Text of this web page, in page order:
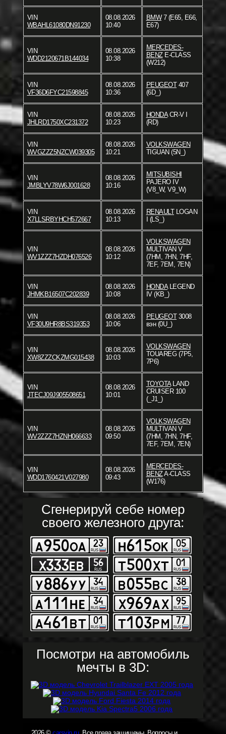
VIN
WBAHL61080DN91230
08.08.2026
10:40
BMW7 (E65, E66,
E67)
VIN
WDD2120671B144034
08.08.2026
10:38
MERCEDES-
BENZE-CLASS
(W212)
VIN
VF36D6FYC21598845
08.08.2026
10:36
PEUGEOT407
(6D_)
VIN
JHLRD1750XC231372
08.08.2026
10:23
HONDACR-V I
(RD)
VIN
WVGZZZ5NZCW039305
08.08.2026
10:21
VOLKSWAGEN
TIGUAN (5N_)
VIN
JMBLYV78W6J001628
08.08.2026
10:16
MITSUBISHI
PAJERO IV
(V8_W, V9_W)
VIN
X7LLSRBYHCH572667
08.08.2026
10:13
RENAULTLOGAN
I (LS_)
VIN
WV1ZZZ7HZDH076526
08.08.2026
10:12
VOLKSWAGEN
MULTIVAN V
(7HM, 7HN, 7HF,
7EF, 7EM, 7EN)
VIN
JHMKB16507C202839
08.08.2026
10:08
HONDALEGEND
IV (KB_)
VIN
VF30U9HR8BS319353
08.08.2026
10:06
PEUGEOT3008
вэн (0U_)
VIN
XW8ZZZCKZMG015438
08.08.2026
10:03
VOLKSWAGEN
TOUAREG (7P5,
7P6)
VIN
JTECJ09J905508651
08.08.2026
10:01
TOYOTALAND
CRUISER 100
(_J1_)
VIN
WV2ZZZ7HZNH066633
08.08.2026
09:50
VOLKSWAGEN
MULTIVAN V
(7HM, 7HN, 7HF,
7EF, 7EM, 7EN)
VIN
WDD1760421V027980
08.08.2026
09:43
MERCEDES-
BENZA-CLASS
(W176)
Сгенерируй себе номер
своего железного друга:
Посмотри на автомобиль
мечты в 3D: